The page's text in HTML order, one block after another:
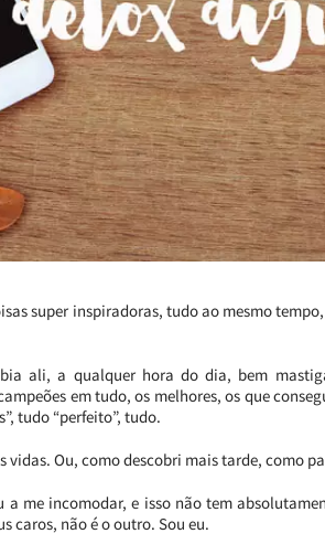
super inspiradoras, tudo ao mesmo
ali, a qualquer hora do dia, bem
em tudo, os melhores, os que
tudo “perfeito”, tudo.
vidas. Ou, como descobri mais tarde, como
me incomodar, e isso não tem
caros, não é o outro. Sou eu.